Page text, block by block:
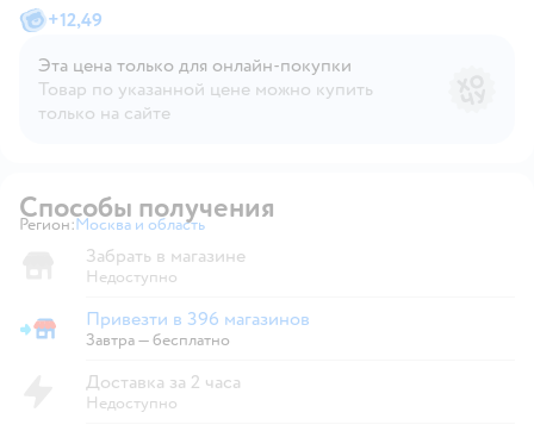
+12,49
Эта цена только для онлайн‑покупки
Товар по указанной цене можно купить
только на сайте
Способы получения
Регион: Выбор адреса доставки.
Москва и область
Забрать в магазине
Недоступно
Привезти в магазин
Привезти в 396 магазинов
Завтра—бесплатно
Доставка за 2 часа
Недоступно